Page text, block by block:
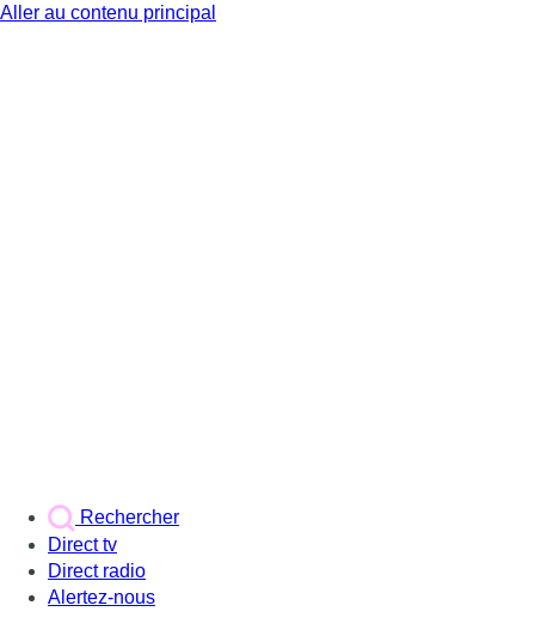
Aller au contenu principal
Rechercher
Direct tv
Direct radio
Alertez-nous